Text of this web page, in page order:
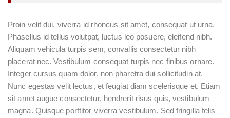
Proin velit dui, viverra id rhoncus sit amet, consequat ut urna.
Phasellus id tellus volutpat, luctus leo posuere, eleifend nibh.
Aliquam vehicula turpis sem, convallis consectetur nibh
placerat nec. Vestibulum consequat turpis nec finibus ornare.
Integer cursus quam dolor, non pharetra dui sollicitudin at.
Nunc egestas velit lectus, et feugiat diam scelerisque et. Etiam
sit amet augue consectetur, hendrerit risus quis, vestibulum
magna. Quisque porttitor viverra vestibulum. Sed fringilla felis